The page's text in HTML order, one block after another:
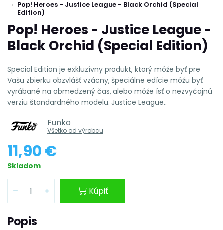
Pop! Heroes - Justice League - Black Orchid (Special
Edition)
Pop! Heroes - Justice League -
Black Orchid (Special Edition)
Special Edition je exkluzívny produkt, ktorý môže byť pre
Vašu zbierku obzvlášť vzácny, špeciálne edície môžu byť
vyrábané na obmedzený čas, alebo môže ísť o nezvyčajnú
verziu štandardného modelu. Justice League..
Funko
Všetko od výrobcu
11,90 €
Skladom
Kúpiť
Popis